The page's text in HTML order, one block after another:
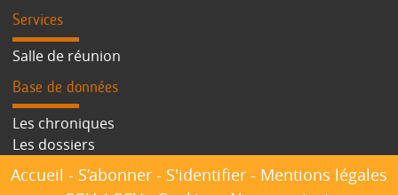
Services
Salle de réunion
Base de données
Les chroniques
Les dossiers
Accueil - S’abonner - S'identifier - Mentions légales